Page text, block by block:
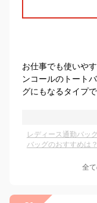
お仕事でも使いや
ンコールのトート
グにもなるタイプで
レディース通勤バッ
バッグのおすすめは？
全